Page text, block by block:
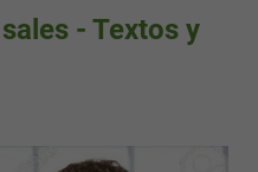
- Textos y